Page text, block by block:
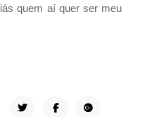
quem aí quer ser meu